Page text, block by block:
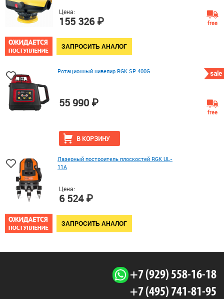
Цена:
155 326 ₽
ЗАПРОСИТЬ АНАЛОГ
free
sale
Ротационный нивелир RGK SP 400G
В КОРЗИНУ
55 990 ₽
free
Лазерный построитель плоскостей RGK UL-
11A
Цена:
6 524 ₽
ЗАПРОСИТЬ АНАЛОГ
+7 (929) 558-16-18
+7 (495) 741-81-95